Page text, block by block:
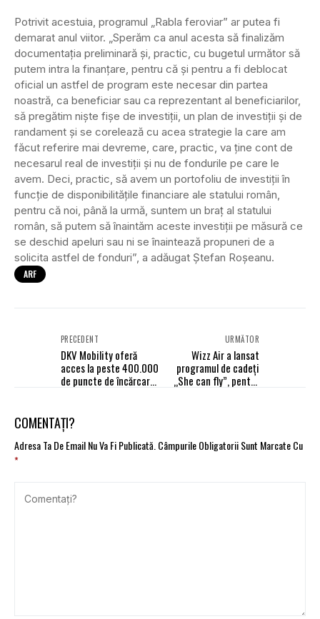
Potrivit acestuia, programul „Rabla feroviar” ar putea fi
demarat anul viitor. „Sperăm ca anul acesta să finalizăm
documentaţia preliminară şi, practic, cu bugetul următor să
putem intra la finanţare, pentru că şi pentru a fi deblocat
oficial un astfel de program este necesar din partea
noastră, ca beneficiar sau ca reprezentant al beneficiarilor,
să pregătim nişte fişe de investiţii, un plan de investiţii şi de
randament şi se corelează cu acea strategie la care am
făcut referire mai devreme, care, practic, va ţine cont de
necesarul real de investiţii şi nu de fondurile pe care le
avem. Deci, practic, să avem un portofoliu de investiţii în
funcţie de disponibilităţile financiare ale statului român,
pentru că noi, până la urmă, suntem un braţ al statului
român, să putem să înaintăm aceste investiţii pe măsură ce
se deschid apeluri sau ni se înaintează propuneri de a
solicita astfel de fonduri”, a adăugat Ştefan Roşeanu.
ARF
PRECEDENT
DKV Mobility oferă
acces la peste 400.000
de puncte de încărcare
URMĂTOR
Wizz Air a lansat
programul de cadeţi
„She can fly”, pentru
COMENTAȚI?
Adresa Ta De Email Nu Va Fi Publicată. Câmpurile Obligatorii Sunt Marcate Cu
*